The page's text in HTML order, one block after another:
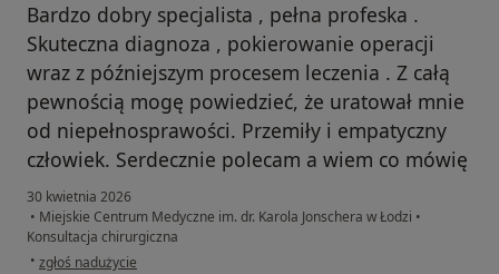
Bardzo dobry specjalista , pełna profeska .
Skuteczna diagnoza , pokierowanie operacji
wraz z późniejszym procesem leczenia . Z całą
pewnością mogę powiedzieć, że uratował mnie
od niepełnosprawości. Przemiły i empatyczny
człowiek. Serdecznie polecam a wiem co mówię
30 kwietnia 2026
• Miejskie Centrum Medyczne im. dr. Karola Jonschera w Łodzi •
Konsultacja chirurgiczna
• w opinii użytkownika Sławomir W
zgłoś nadużycie